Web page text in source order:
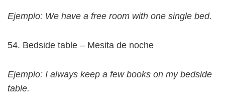
Ejemplo: We have a free room with one single bed.
54. Bedside table – Mesita de noche
Ejemplo: I always keep a few books on my bedside
table.